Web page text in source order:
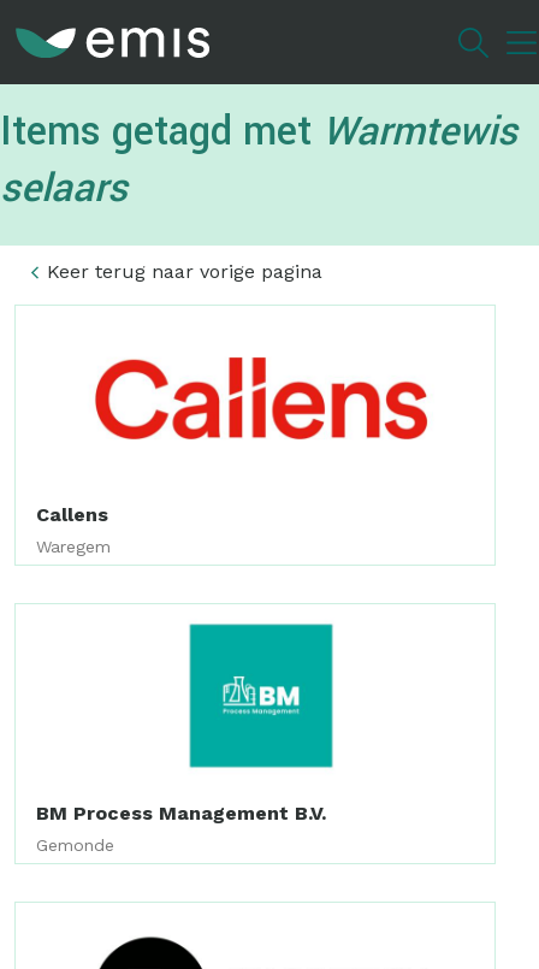
inhoud
Items getagd met Warmtewis
selaars
Keer terug naar vorige pagina
Callens
Waregem
BM Process Management B.V.
Gemonde